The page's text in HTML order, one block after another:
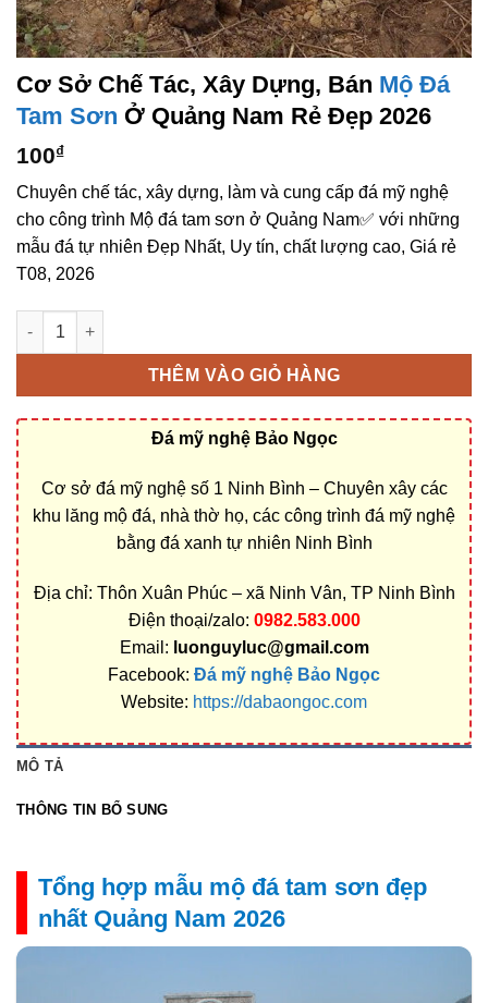
Cơ Sở Chế Tác, Xây Dựng, Bán Mộ Đá
Tam Sơn Ở Quảng Nam Rẻ Đẹp 2026
100₫
Chuyên chế tác, xây dựng, làm và cung cấp đá mỹ nghệ
cho công trình Mộ đá tam sơn ở Quảng Nam✅ với những
mẫu đá tự nhiên Đẹp Nhất, Uy tín, chất lượng cao, Giá rẻ
T08, 2026
Cơ sở chế tác, xây dựng, bán Mộ đá tam sơn ở Quảng Nam rẻ
THÊM VÀO GIỎ HÀNG
Đá mỹ nghệ Bảo Ngọc
Cơ sở đá mỹ nghệ số 1 Ninh Bình – Chuyên xây các
khu lăng mộ đá, nhà thờ họ, các công trình đá mỹ nghệ
bằng đá xanh tự nhiên Ninh Bình
Địa chỉ: Thôn Xuân Phúc – xã Ninh Vân, TP Ninh Bình
Điện thoại/zalo: 0982.583.000
Email: luonguyluc@gmail.com
Facebook: Đá mỹ nghệ Bảo Ngọc
Website: https://dabaongoc.com
MÔ TẢ
THÔNG TIN BỔ SUNG
Tổng hợp mẫu mộ đá tam sơn đẹp
nhất Quảng Nam 2026